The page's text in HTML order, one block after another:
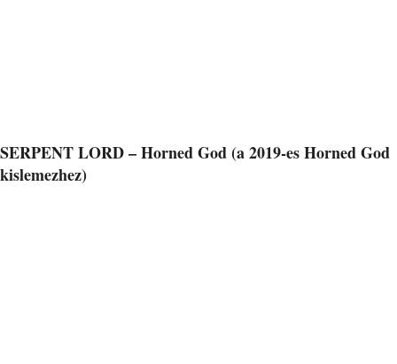
SERPENT LORD – Horned God (a 2019-es Horned God
kislemezhez)